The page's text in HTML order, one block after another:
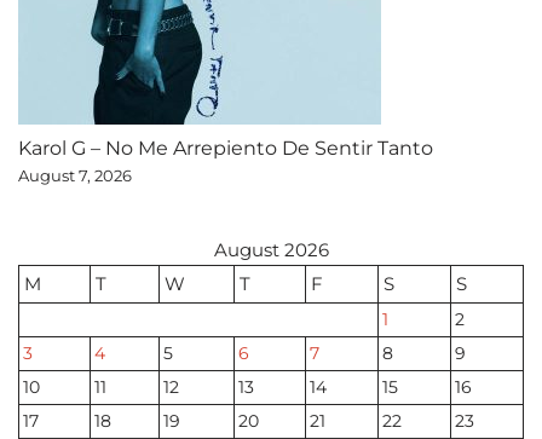
Karol G – No Me Arrepiento De Sentir Tanto
August 7, 2026
August 2026
M
T W T F S S
1
2
3
4 5 6 7 8
9
10
11 12 13 14 15
16
17
18 19 20 21 22
23